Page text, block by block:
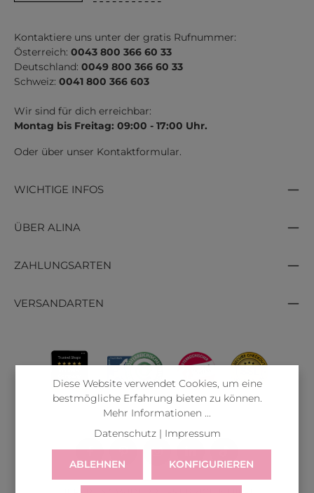
Kontaktiere uns unter der gratis Rufnummer:
Österreich: 0043 800 366 60 33
Deutschland: 0049 800 366 60 33
Schweiz: 0041 800 366 603
Wir sind für dich erreichbar:
Montag bis Freitag: 09:00 - 17:00 Uhr.
Oder über unser Kontaktformular.
WICHTIGE INFOS
ÜBER ALINA
ZAHLUNGSARTEN
VERSANDARTEN
Diese Website verwendet Cookies, um eine
bestmögliche Erfahrung bieten zu können.
Mehr Informationen ...
Datenschutz| Impressum
ABLEHNEN KONFIGURIEREN